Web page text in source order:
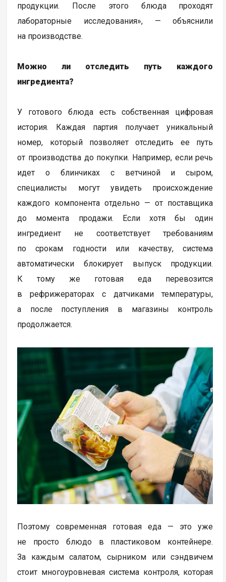
продукции. После этого блюда проходят
лабораторные исследования», — объяснили
на производстве.
Можно ли отследить путь каждого
ингредиента?
У готового блюда есть собственная цифровая
история. Каждая партия получает уникальный
номер, который позволяет отследить ее путь
от производства до покупки. Например, если речь
идет о блинчиках с ветчиной и сыром,
специалисты могут увидеть происхождение
каждого компонента отдельно — от поставщика
до момента продажи. Если хотя бы один
ингредиент не соответствует требованиям
по срокам годности или качеству, система
автоматически блокирует выпуск продукции.
К тому же готовая еда перевозится
в рефрижераторах с датчиками температуры,
а после поступления в магазины контроль
продолжается.
Поэтому современная готовая еда — это уже
не просто блюдо в пластиковом контейнере.
За каждым салатом, сырником или сэндвичем
стоит многоуровневая система контроля, которая